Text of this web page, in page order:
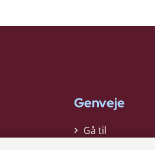
Genveje
Gå til